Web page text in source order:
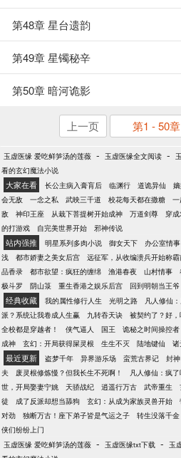
第48章 星台遗韵
第49章 星镯秘辛
第50章 暗河诡影
上一页 第1 - 50章
玉虚医缘 爱吃鲜笋汤的莲薇 - 玉虚医缘全文阅读 -
看的玄幻魔法小说
大家在看 长公主病入膏肓后 临渊行 道诡异仙
会无敌
一念之私 武映三千道 校花每天都在撒糖
敌
神印王座 从栽下菩提树开始成神 万道剑尊 穿
的打游戏
自完美世界开始 邪神传说
站内强推 明星系列多肉小说 御女天下 办公室情
浅
都市娇妻之美女后宫 远征军，从收编溃兵开始称
品香录
都市欲望：疯狂的缠绵 渔港春夜 山村情事
极斗罗
阴山箓 重生香港之娱乐后宫 回到明朝当王爷
经典收藏 我的属性修行人生 光明之路 凡人修仙
派？系统让我卷成人生赢
九转吞天诀 被契约了？好
全校都是穿越者！
侠气逼人 国王 诡秘之时间操控者
成神
玄幻：开局获得屎灵根 生生不灭 陆地键仙 诸
最近更新 盗梦千年 异界游乐场 蛮荒古界记 封
夫
废灵根修炼慢？但我长生不死啊！ 凡人修仙：疯
世，开局娶妻宁姚
天骄战纪 逍遥行万古 武帝重生
徒
成了反派却想当舔狗 玄幻：从成为家族灵兽开始
对劲
独断万古！座下弟子皆是气运之子 转生没落千
侠们纷纷上门
玉虚医缘 爱吃鲜笋汤的莲薇 - 玉虚医缘txt下载 - 玉